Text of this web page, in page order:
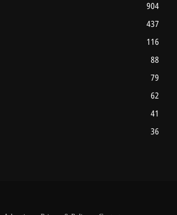
904
437
116
88
79
62
41
36